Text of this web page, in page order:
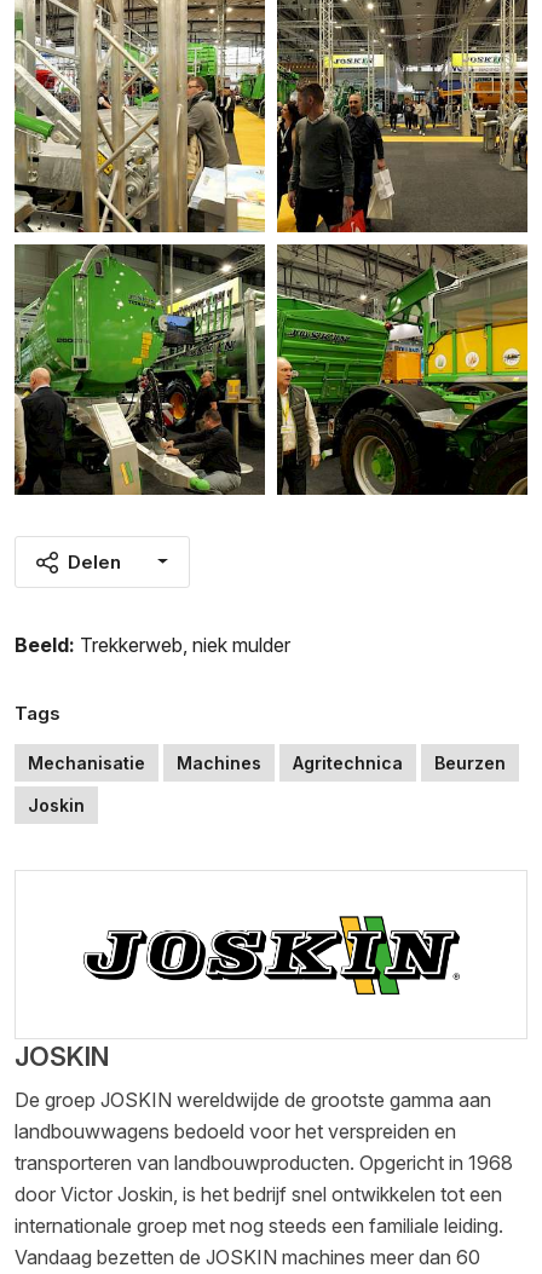
Delen
Beeld: Trekkerweb niek mulder
Tags
Mechanisatie Machines Agritechnica Beurzen
Joskin
JOSKIN
De groep JOSKIN wereldwijde de grootste gamma aan
landbouwwagens bedoeld voor het verspreiden en
transporteren van landbouwproducten. Opgericht in 1968
door Victor Joskin, is het bedrijf snel ontwikkelen tot een
internationale groep met nog steeds een familiale leiding.
Vandaag bezetten de JOSKIN machines meer dan 60